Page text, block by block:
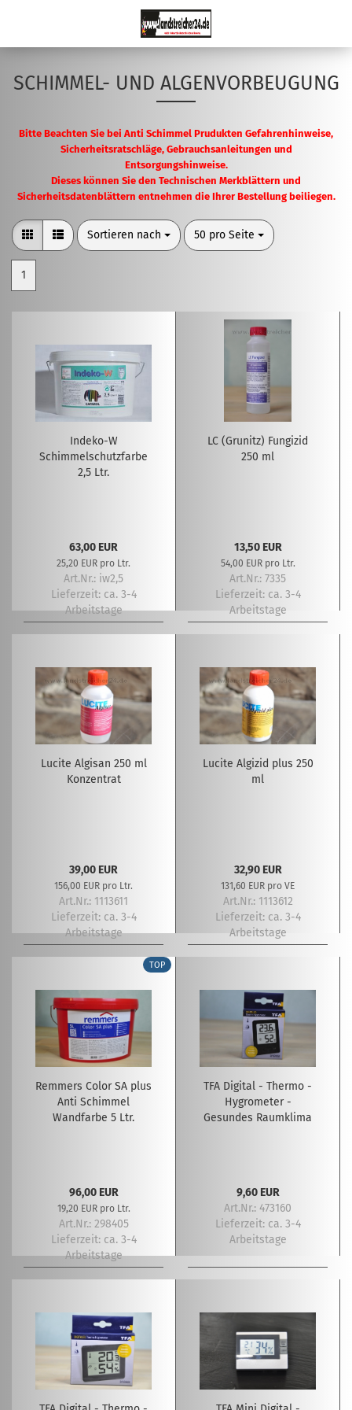
SCHIMMEL- UND ALGENVORBEUGUNG
Bitte Beachten Sie bei Anti Schimmel Prudukten Gefahrenhinweise,
Sicherheitsratschläge, Gebrauchsanleitungen und
Entsorgungshinweise.
Dieses können Sie den Technischen Merkblättern und
Sicherheitsdatenblättern entnehmen die Ihrer Bestellung beiliegen.
Sortieren nach
Sortieren nach 50 pro Seite
pro Seite
1
Indeko-W
Schimmelschutzfarbe
2,5 Ltr.
63,00 EUR
25,20 EUR pro Ltr.
Art.Nr.: iw2,5
Lieferzeit: ca. 3-4
Arbeitstage
LC (Grunitz) Fungizid
250 ml
13,50 EUR
54,00 EUR pro Ltr.
Art.Nr.: 7335
Lieferzeit: ca. 3-4
Arbeitstage
Lucite Algisan 250 ml
Konzentrat
39,00 EUR
156,00 EUR pro Ltr.
Art.Nr.: 1113611
Lieferzeit: ca. 3-4
Arbeitstage
Lucite Algizid plus 250
ml
32,90 EUR
131,60 EUR pro VE
Art.Nr.: 1113612
Lieferzeit: ca. 3-4
Arbeitstage
TOP
Remmers Color SA plus
Anti Schimmel
Wandfarbe 5 Ltr.
96,00 EUR
19,20 EUR pro Ltr.
Art.Nr.: 298405
Lieferzeit: ca. 3-4
Arbeitstage
TFA Digital - Thermo -
Hygrometer -
Gesundes Raumklima
9,60 EUR
Art.Nr.: 473160
Lieferzeit: ca. 3-4
Arbeitstage